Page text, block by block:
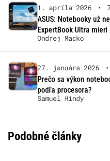
1. apríla 2026 •
ASUS: Notebooky už
ExpertBook Ultra
Ondrej Macko
27. januára 2026 •
Prečo sa výkon
podľa procesora?
Samuel Hindy
Podobné články